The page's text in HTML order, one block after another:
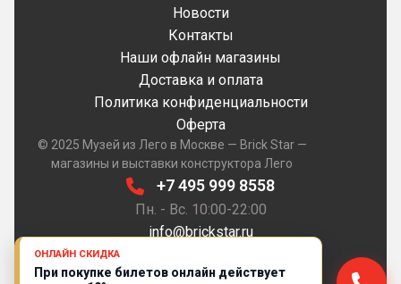
Новости
Контакты
Наши офлайн магазины
Доставка и оплата
Политика конфиденциальности
Оферта
© 2025 Музей из Лего в Москве — Brick Star —
магазины и выставки конструктора Лего
+7 495 999 8558
Пн. - Вс. 10:00-22:00
info@brickstar.ru
ОНЛАЙН СКИДКА
При покупке билетов онлайн действует